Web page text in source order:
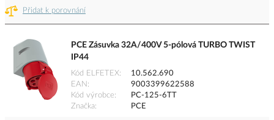
Přidat k porovnání
PCE Zásuvka 32A/400V 5-pólová TURBO TWIST
IP44
Kód ELFETEX
10.562.690
EAN
9003399622588
Kód výrobce
PC-125-6TT
Značka
PCE